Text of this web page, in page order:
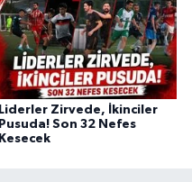
Liderler Zirvede, İkinciler
Pusuda! Son 32 Nefes
Kesecek